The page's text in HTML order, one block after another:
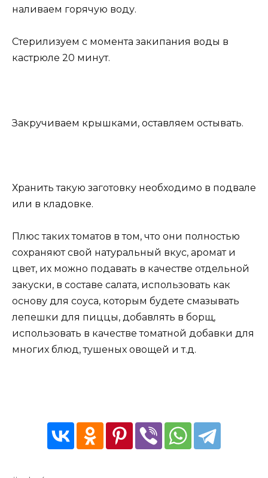
наливаем горячую воду.
Стерилизуем с момента закипания воды в
кастрюле 20 минут.
Закручиваем крышками, оставляем остывать.
Хранить такую заготовку необходимо в подвале
или в кладовке.
Плюс таких томатов в том, что они полностью
сохраняют свой натуральный вкус, аромат и
цвет, их можно подавать в качестве отдельной
закуски, в составе салата, использовать как
основу для соуса, которым будете смазывать
лепешки для пиццы, добавлять в борщ,
использовать в качестве томатной добавки для
многих блюд, тушеных овощей и т.д.